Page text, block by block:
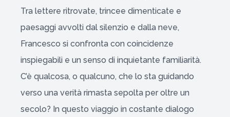
Tra lettere ritrovate, trincee dimenticate e
paesaggi avvolti dal silenzio e dalla neve,
Francesco si confronta con coincidenze
inspiegabili e un senso di inquietante familiarità.
C’è qualcosa, o qualcuno, che lo sta guidando
verso una verità rimasta sepolta per oltre un
secolo? In questo viaggio in costante dialogo